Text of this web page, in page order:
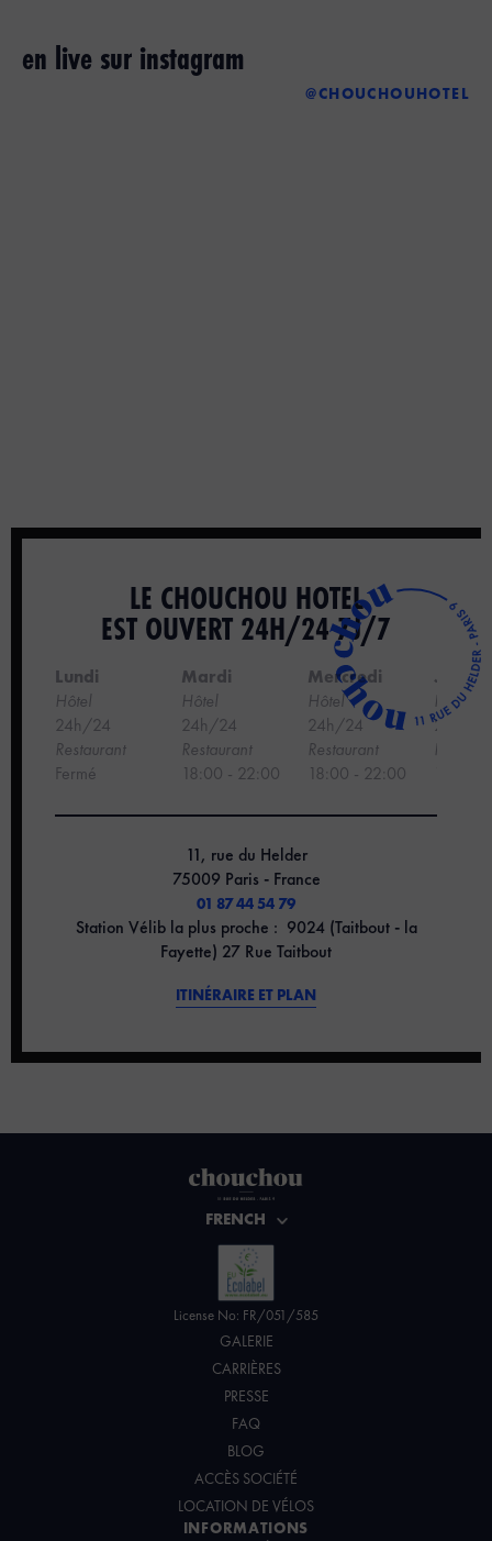
en live sur instagram
@CHOUCHOUHOTEL
LE CHOUCHOU HOTEL
EST OUVERT 24H/24 7J/7
Lundi
Hôtel
24h/24
Restaurant
Fermé
Mardi
Hôtel
24h/24
Restaurant
18:00 - 22:00
Mercredi
Hôtel
24h/24
Restaurant
18:00 - 22:00
Jeudi
Hôtel
24h/24
11, rue du Helder
75009 Paris - France
01 87 44 54 79
Station Vélib la plus proche : 9024 (Taitbout - la
Fayette) 27 Rue Taitbout
ITINÉRAIRE ET PLAN
FRENCH
License No: FR/051/585
GALERIE
CARRIÈRES
PRESSE
FAQ
BLOG
ACCÈS SOCIÉTÉ
LOCATION DE VÉLOS
INFORMATIONS